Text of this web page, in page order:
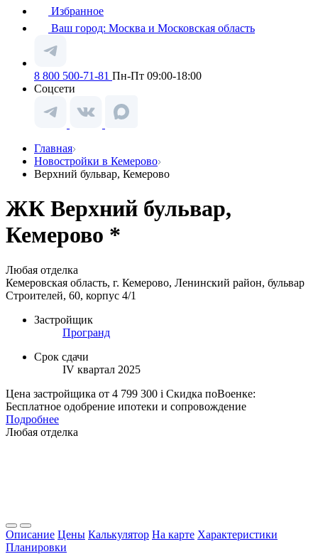
Избранное
Ваш город: Москва и Московская область
8 800 500-71-81 Пн-Пт 09:00-18:00
Соцсети
Главная
Новостройки в Кемерово
Верхний бульвар, Кемерово
ЖК Верхний бульвар,
Кемерово *
Любая отделка
Кемеровская область, г. Кемерово, Ленинский район, бульвар
Строителей, 60, корпус 4/1
Застройщик
Програнд
Срок сдачи
IV квартал 2025
Цена застройщика от 4 799 300 i Скидка поВоенке:
Бесплатное одобрение ипотеки и сопровождение
Подробнее
Любая отделка
Описание Цены Калькулятор На карте Характеристики
Планировки